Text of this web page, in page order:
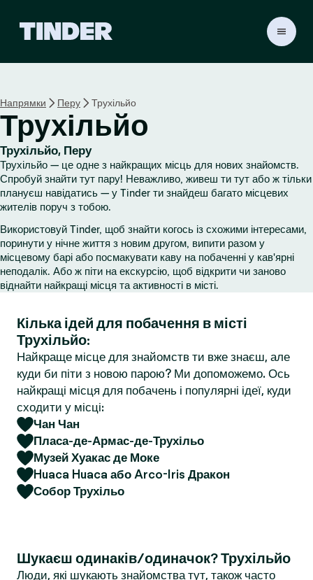
н
а
с
о
р
і
а
T
i
n
r
Напрямки Перу Трухільйо
Трухільйо
Трухільйо, Перу
Трухільйо — це одне з найкращих місць для нових знайомств.
Спробуй знайти тут пару! Неважливо, живеш ти тут або ж тільки
плануєш навідатись — у Tinder ти знайдеш багато місцевих
жителів поруч з тобою.
Використовуй Tinder, щоб знайти когось із схожими інтересами,
поринути у нічне життя з новим другом, випити разом у
місцевому барі або посмакувати каву на побаченні у кав'ярні
неподалік. Або ж піти на екскурсію, щоб відкрити чи заново
віднайти найкращі місця та активності в місті.
Кілька ідей для побачення в місті
Трухільйо:
Найкраще місце для знайомств ти вже знаєш, але
куди би піти з новою парою? Ми допоможемо. Ось
найкращі місця для побачень і популярні ідеї, куди
сходити у місці:
Чан Чан
Пласа-де-Армас-де-Трухільо
Музей Хуакас де Моке
Huaca Huaca або Arco-Iris Дракон
Собор Трухільо
Шукаєш одинаків/одиначок? Трухільйо
Люди, які шукають знайомства тут, також часто